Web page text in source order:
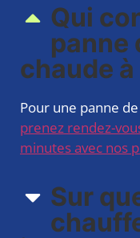
Qui
panne
chaude
Pour une panne
prenez rendez-
minutes avec nos
Sur